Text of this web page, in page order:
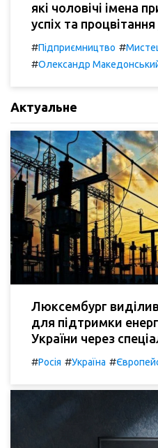
які чоловічі імена
успіх та процвітання
#Підприємництво #
#Олександр
Актуальне
Люксембург
для підтримки
України через
#Росія #Україна #